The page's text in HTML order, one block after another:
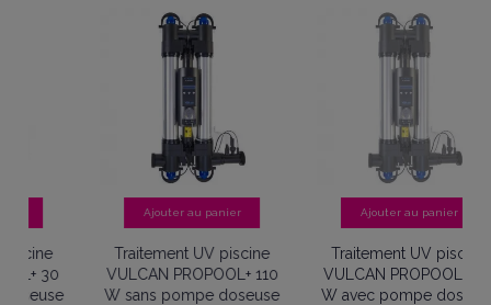
Ajouter au panier
Traitement UV piscine
VULCAN PROPOOL+ 110
W sans pompe doseuse
Ajouter au panier
Traitement UV piscine
VULCAN PROPOOL+ 110
W avec pompe doseuse